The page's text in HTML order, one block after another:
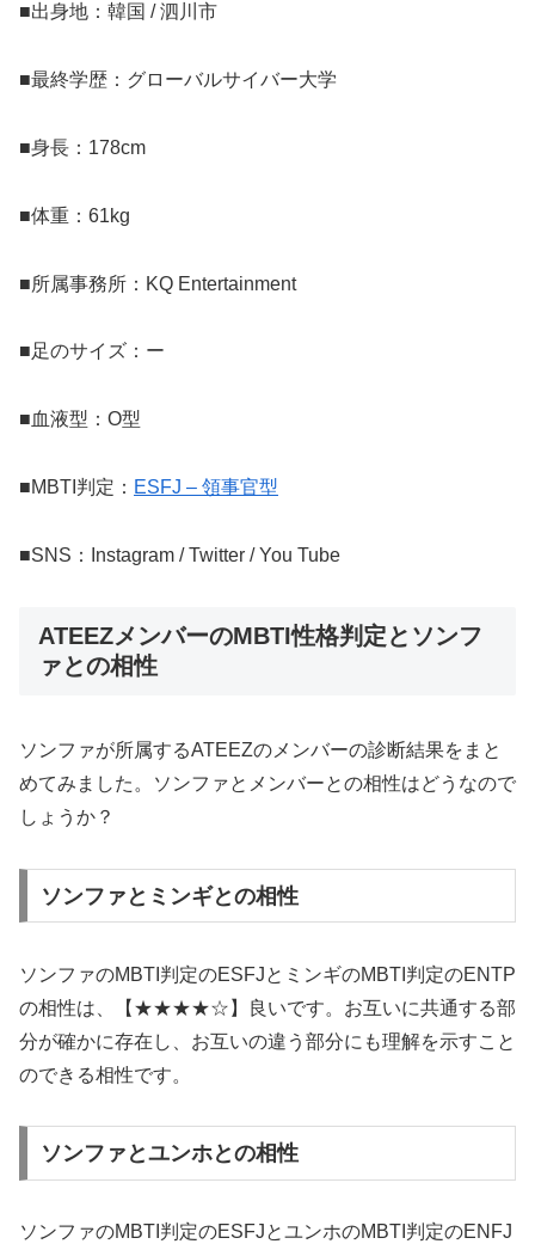
■出身地：韓国 / 泗川市
■最終学歴：グローバルサイバー大学
■身長：178cm
■体重：61kg
■所属事務所：KQ Entertainment
■足のサイズ：ー
■血液型：O型
■MBTI判定： ESFJ – 領事官型
■SNS：Instagram / Twitter / You Tube
ATEEZメンバーのMBTI性格判定とソンフ
ァとの相性
ソンファが所属するATEEZのメンバーの診断結果をまと
めてみました。ソンファとメンバーとの相性はどうなので
しょうか？
ソンファとミンギとの相性
ソンファのMBTI判定のESFJとミンギのMBTI判定のENTP
の相性は、【★★★★☆】良いです。お互いに共通する部
分が確かに存在し、お互いの違う部分にも理解を示すこと
のできる相性です。
ソンファとユンホとの相性
ソンファのMBTI判定のESFJとユンホのMBTI判定のENFJ